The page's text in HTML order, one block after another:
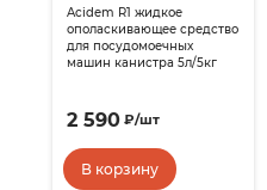
Acidem R1 жидкое
ополаскивающее средство
для посудомоечных
машин канистра 5л/5кг
2 590 ₽/шт
В корзину